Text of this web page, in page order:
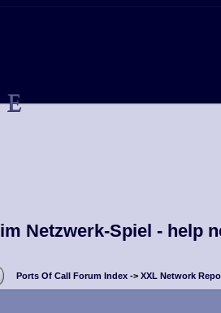
Netzwerk-Spiel - help
Ports Of Call Forum Index -> XXL Network